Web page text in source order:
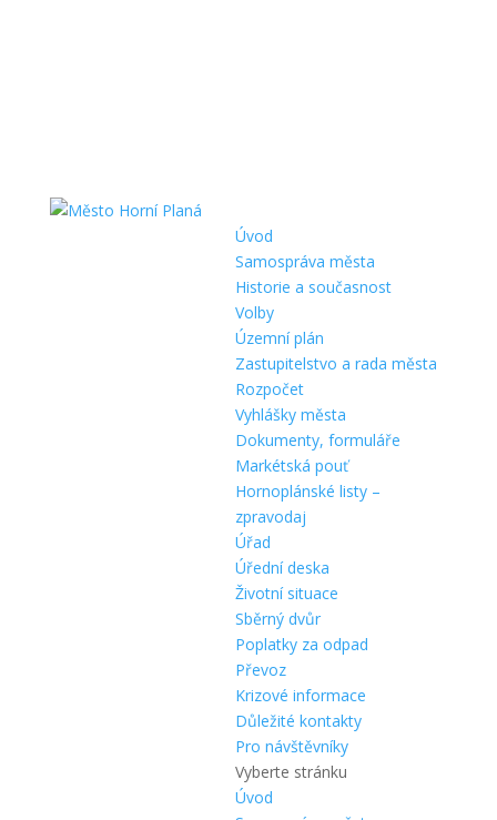
Úvod
Samospráva města
Historie a současnost
Volby
Územní plán
Zastupitelstvo a rada města
Rozpočet
Vyhlášky města
Dokumenty, formuláře
Markétská pouť
Hornoplánské listy –
zpravodaj
Úřad
Úřední deska
Životní situace
Sběrný dvůr
Poplatky za odpad
Převoz
Krizové informace
Důležité kontakty
Pro návštěvníky
Vyberte stránku
Úvod